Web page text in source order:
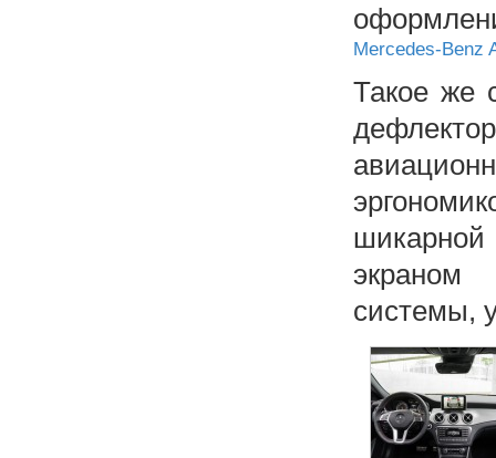
Mercedes-Benz
Такое же
экраном
системы,